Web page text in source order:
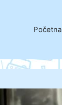
Početna